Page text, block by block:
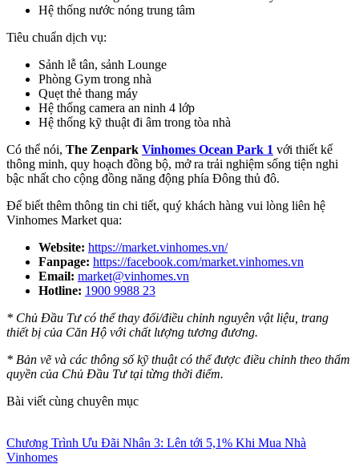
Hệ thống nước nóng trung tâm
Tiêu chuẩn dịch vụ:
Sảnh lễ tân, sảnh Lounge
Phòng Gym trong nhà
Quẹt thẻ thang máy
Hệ thống camera an ninh 4 lớp
Hệ thống kỹ thuật đi âm trong tòa nhà
Có thể nói, The Zenpark Vinhomes Ocean Park 1 với thiết kế
thông minh, quy hoạch đồng bộ, mở ra trải nghiệm sống tiện nghi
bậc nhất cho cộng đồng năng động phía Đông thủ đô.
Để biết thêm thông tin chi tiết, quý khách hàng vui lòng liên hệ
Vinhomes Market qua:
Website: https://market.vinhomes.vn/
Fanpage: https://facebook.com/market.vinhomes.vn
Email: market@vinhomes.vn
Hotline: 1900 9988 23
* Chủ Đầu Tư có thể thay đổi/điều chỉnh nguyên vật liệu, trang
thiết bị của Căn Hộ với chất lượng tương đương.
* Bản vẽ và các thông số kỹ thuật có thể được điều chỉnh theo thẩm
quyền của Chủ Đầu Tư tại từng thời điểm.
Bài viết cùng chuyên mục
Chương Trình Ưu Đãi Nhân 3: Lên tới 5,1% Khi Mua Nhà
Vinhomes